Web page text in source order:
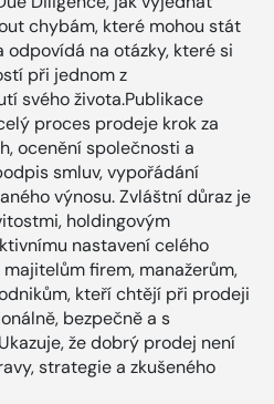
chybám, které mohou stát
odpovídá na otázky, které si
při jednom z
svého života.Publikace
proces prodeje krok za
ocenění společnosti a
smluv, vypořádání
výnosu. Zvláštní důraz je
holdingovým
nastavení celého
firem, manažerům,
kteří chtějí při prodeji
bezpečně a s
že dobrý prodej není
strategie a zkušeného